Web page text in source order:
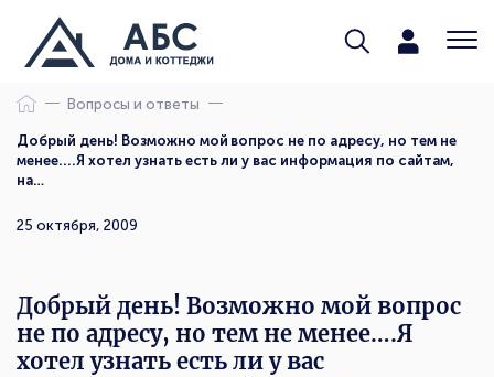
Вопросы и ответы
Добрый день! Возможно мой вопрос не по адресу, но тем не
менее....Я хотел узнать есть ли у вас информация по сайтам,
на…
25 октября, 2009
Добрый день! Возможно мой вопрос
не по адресу, но тем не менее….Я
хотел узнать есть ли у вас